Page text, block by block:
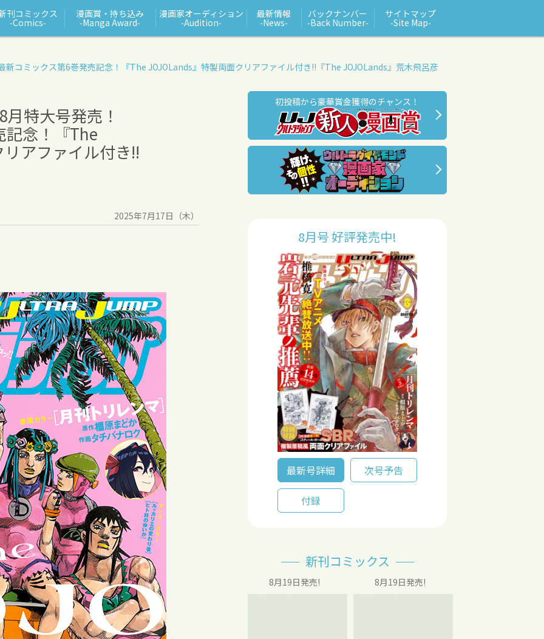
刊コミックス
‑Comics‑
漫画賞・持ち込み
‑Manga Award‑
漫画家オーディション
‑Audition‑
最新情報
‑News‑
バックナンバー
‑Back Number‑
サイトマップ
‑Site Map‑
新コミックス第6巻発売記念！『The JOJOLands』特製両面クリアファイル付き!! 『The JOJOLands』 荒木飛呂彦
特大号発売！
記念！『The
アファイル付き!!
2025年7月17日（木）
初投稿から豪華賞金獲得のチャンス！
8月号 好評発売中!
最新号詳細 次号予告
付録
新刊コミックス
8月19日発売! 8月19日発売!